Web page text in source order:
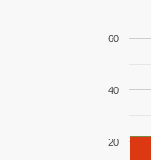
20
40
60